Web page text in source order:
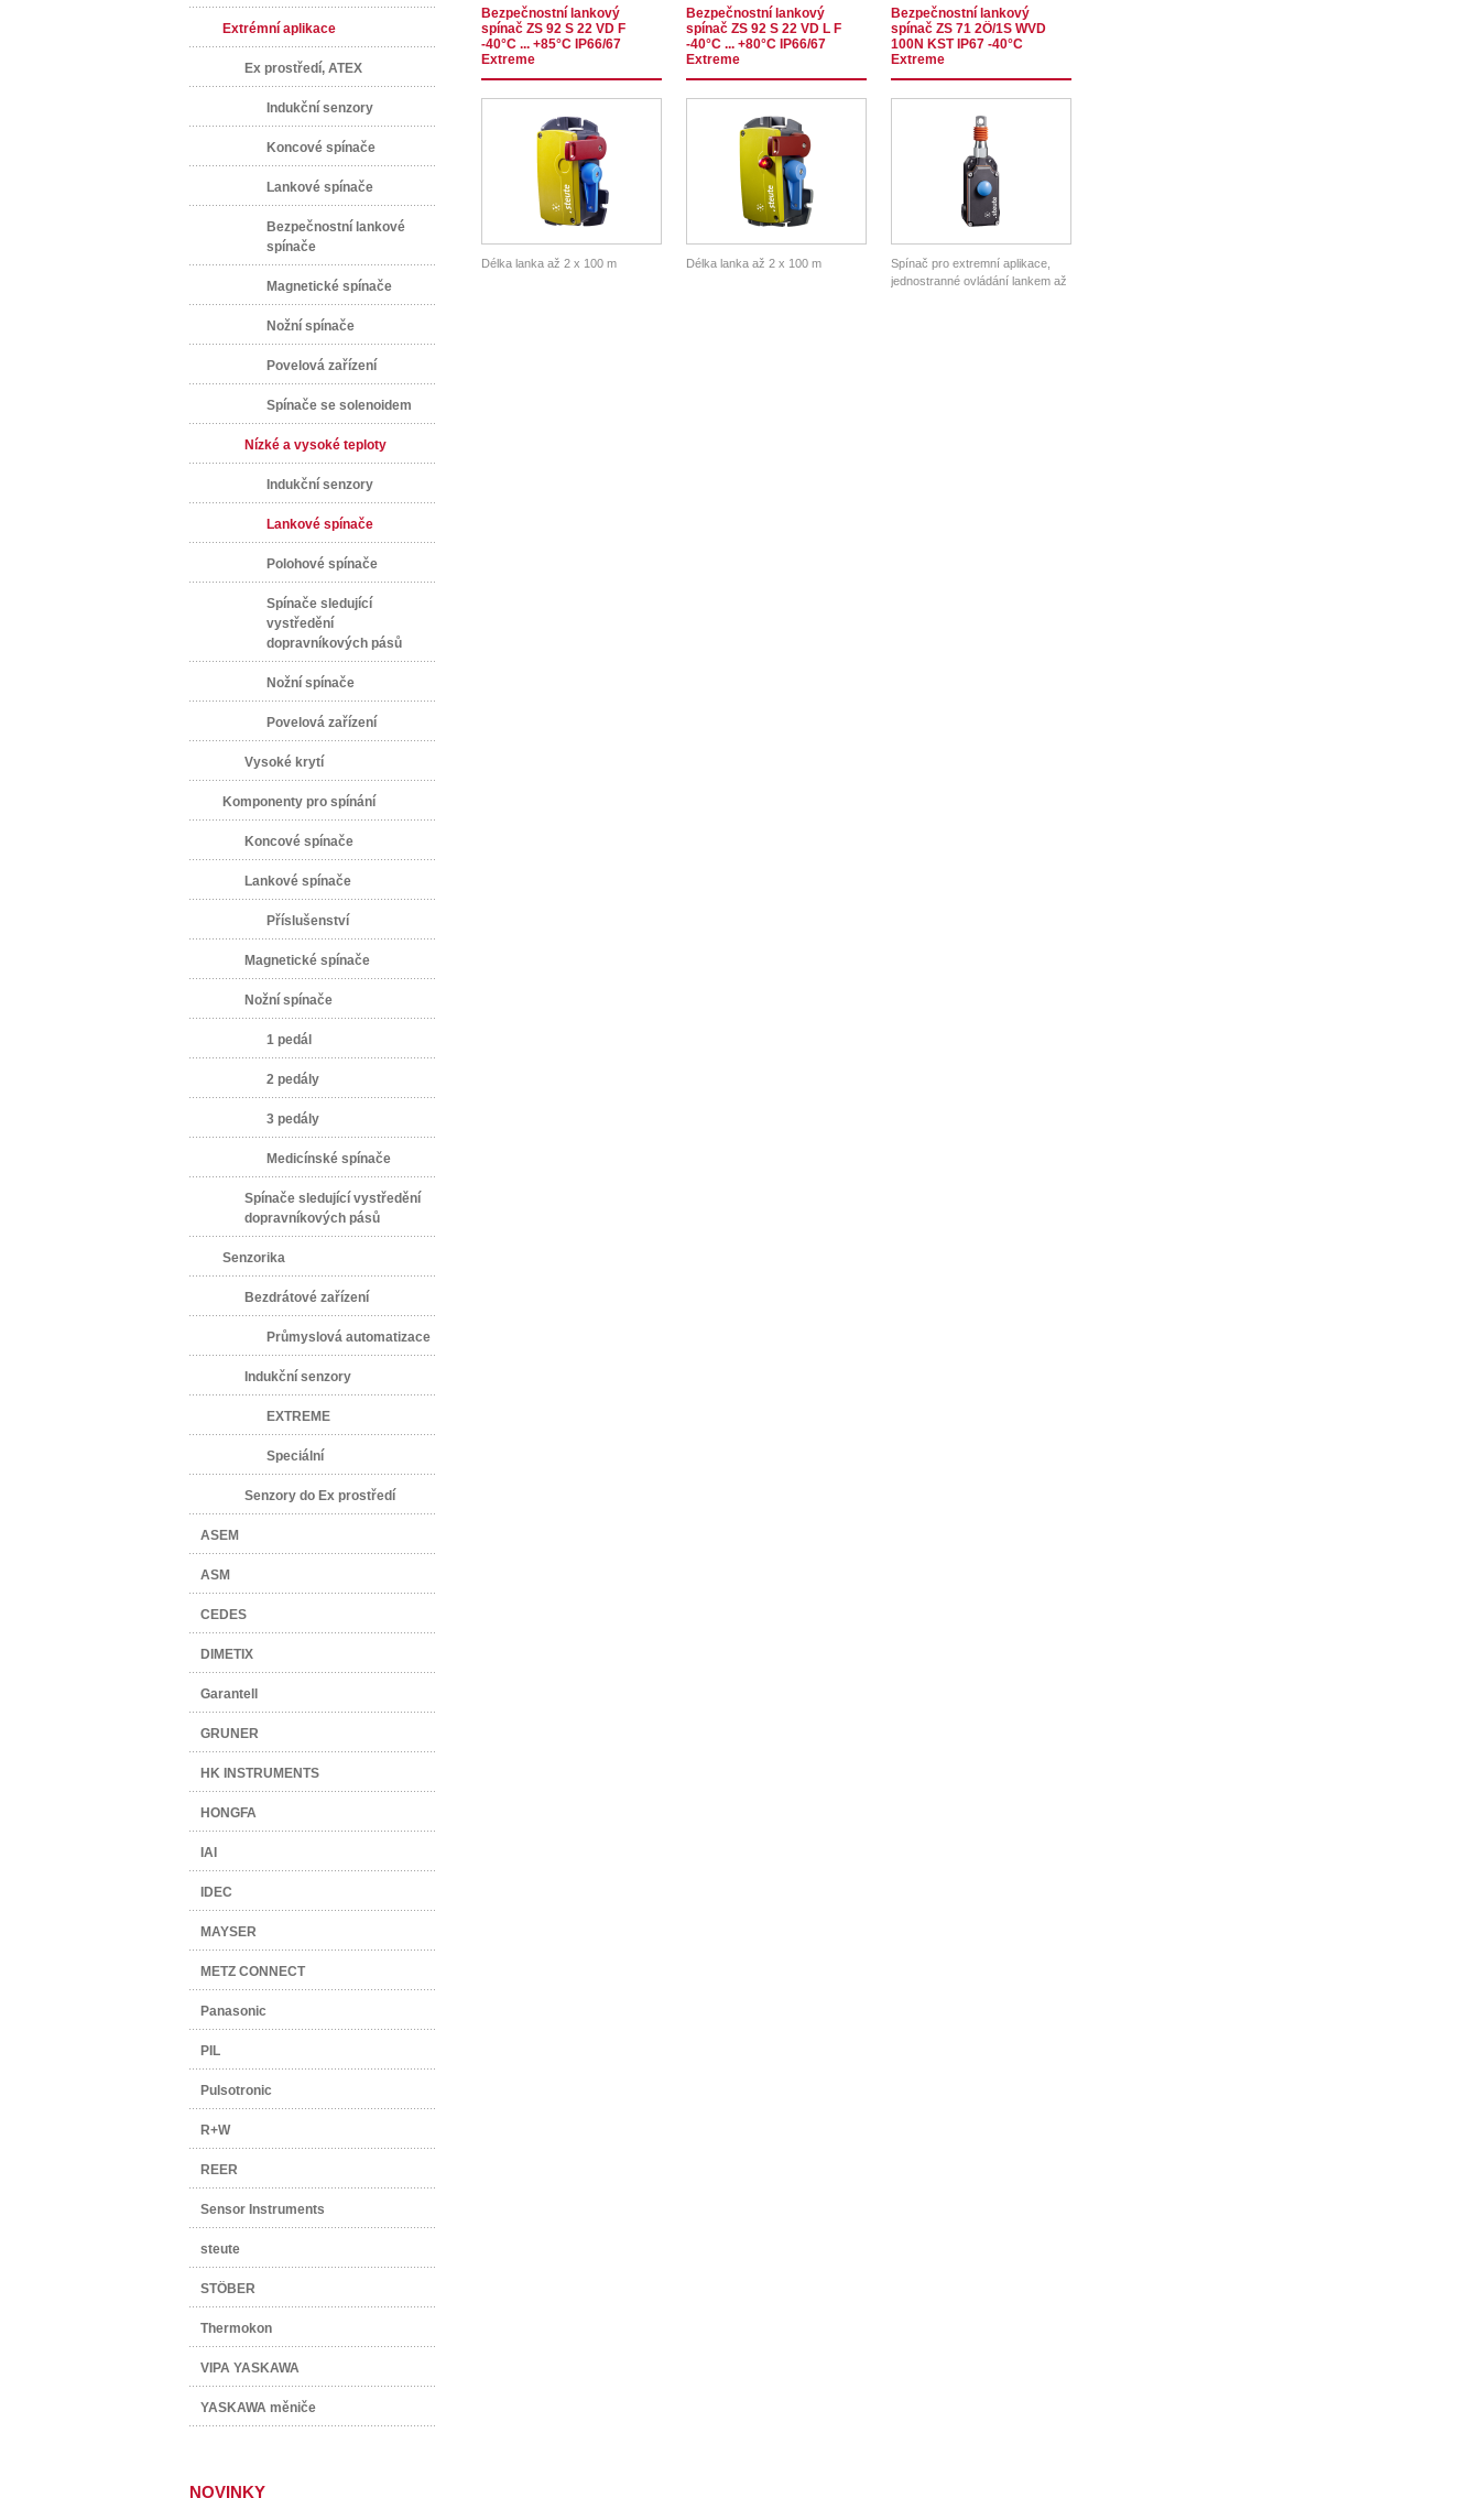
Extrémní aplikace
Ex prostředí, ATEX
Indukční senzory
Koncové spínače
Lankové spínače
Bezpečnostní lankové
spínače
Magnetické spínače
Nožní spínače
Povelová zařízení
Spínače se solenoidem
Nízké a vysoké teploty
Indukční senzory
Lankové spínače
Polohové spínače
Spínače sledující
vystředění
dopravníkových pásů
Nožní spínače
Povelová zařízení
Vysoké krytí
Komponenty pro spínání
Koncové spínače
Lankové spínače
Příslušenství
Magnetické spínače
Nožní spínače
1 pedál
2 pedály
3 pedály
Medicínské spínače
Spínače sledující vystředění
dopravníkových pásů
Senzorika
Bezdrátové zařízení
Průmyslová automatizace
Indukční senzory
EXTREME
Speciální
Senzory do Ex prostředí
ASEM
ASM
CEDES
DIMETIX
Garantell
GRUNER
HK INSTRUMENTS
HONGFA
IAI
IDEC
MAYSER
METZ CONNECT
Panasonic
PIL
Pulsotronic
R+W
REER
Sensor Instruments
steute
STÖBER
Thermokon
VIPA YASKAWA
YASKAWA měniče
mBezpečnostní lankový
spínač ZS 92 S 22 VD F
-40°C ... +85°C IP66/67
Extreme
Délka lanka až 2 x 100 m
Bezpečnostní lankový
spínač ZS 92 S 22 VD L F
-40°C ... +80°C IP66/67
Extreme
Délka lanka až 2 x 100 m
Bezpečnostní lankový
spínač ZS 71 2Ö/1S WVD
100N KST IP67 -40°C
Extreme
Spínač pro extremní aplikace,
jednostranné ovládání lankem až
NOVINKY